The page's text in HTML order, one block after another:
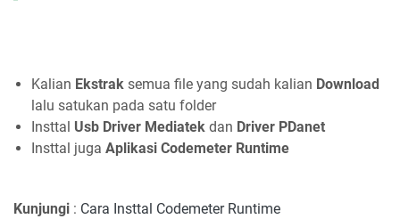
Kalian Ekstrak semua file yang sudah kalian Download
lalu satukan pada satu folder
Insttal Usb Driver Mediatek dan Driver PDanet
Insttal juga Aplikasi Codemeter Runtime
Kunjungi : Cara Insttal Codemeter Runtime